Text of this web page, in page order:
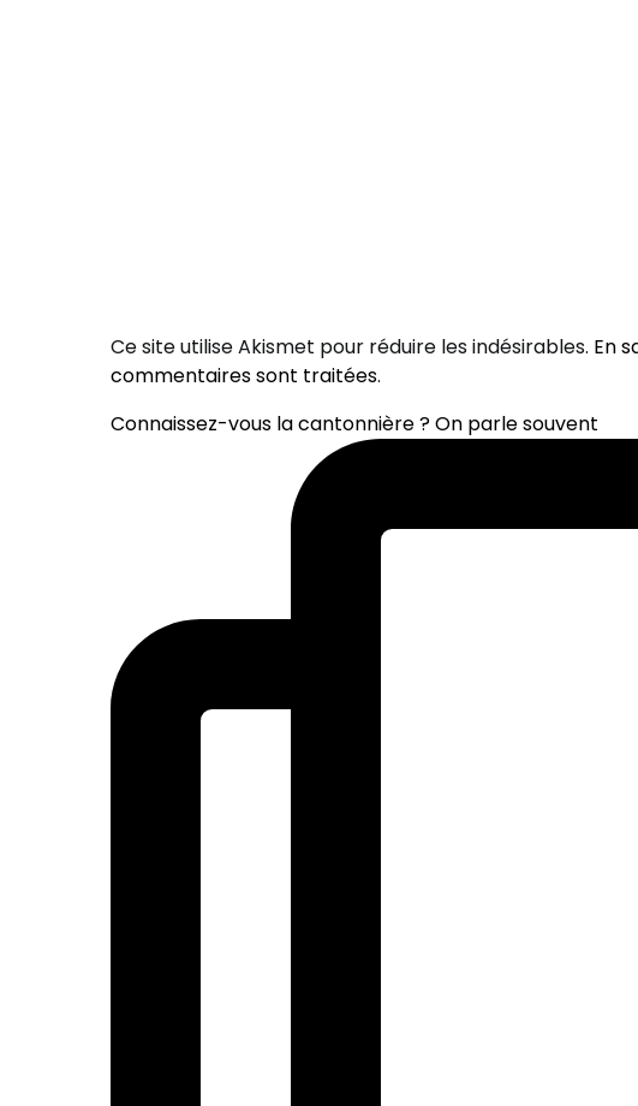
Ce site utilise Akismet pour réduire les indésirables. En
commentaires sont traitées.
Connaissez-vous la cantonnière ? On parle souvent